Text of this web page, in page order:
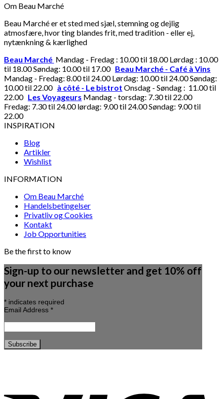
Om Beau Marché
Beau Marché er et sted med sjæl, stemning og dejlig
atmosfære, hvor ting blandes frit, med tradition - eller ej,
nytænkning & kærlighed
Beau Marché Mandag - Fredag : 10.00 til 18.00 Lørdag : 10.00
til 18.00 Søndag: 10.00 til 17.00 Beau Marché - Café à Vins
Mandag - Fredag: 8.00 til 24.00 Lørdag: 10.00 til 24.00 Søndag:
10.00 til 22.00 à côté - Le bistrot Onsdag - Søndag : 11.00 til
22.00 Les Voyageurs Mandag - torsdag: 7.30 til 22.00
Fredag: 7.30 til 24.00 lørdag: 9.00 til 24.00 Søndag: 9.00 til
22.00
INSPIRATION
Blog
Artikler
Wishlist
INFORMATION
Om Beau Marché
Handelsbetingelser
Privatliv og Cookies
Kontakt
Job Opportunities
Be the first to know
Sign-up to our newsletter and get 10% off
your next purchase
* indicates required
Email Address *